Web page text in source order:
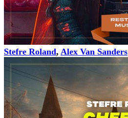
Stefre Roland, Alex Van Sanders